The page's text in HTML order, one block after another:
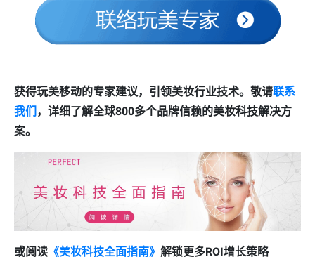
获得玩美移动的专家建议，引领美妆行业技术。敬请联系
我们 ，详细了解全球800多个品牌信赖的美妆科技解决方
案。
或阅读 《美妆科技全面指南》 解锁更多ROI增长策略